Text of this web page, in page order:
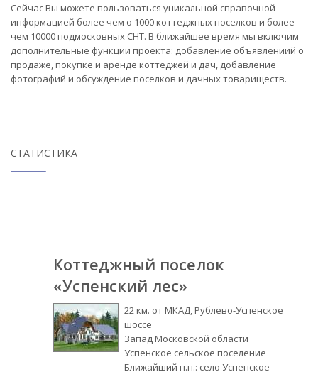
Сейчас Вы можете пользоваться уникальной справочной
информацией более чем о 1000 коттеджных поселков и более
чем 10000 подмосковных СНТ. В ближайшее время мы включим
дополнительные функции проекта: добавление объявлениий о
продаже, покупке и аренде коттеджей и дач, добавление
фотографий и обсуждение поселков и дачных товариществ.
СТАТИСТИКА
Коттеджный поселок
«Успенский лес»
22 км. от МКАД, Рублево-Успенское
шоссе
Запад Московской области
Успенское сельское поселение
Ближайший н.п.: село Успенское